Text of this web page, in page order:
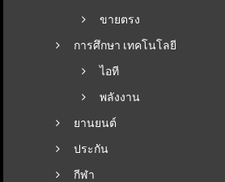
ขายตรง
การศึกษา เทคโนโลยี
ไอที
พลังงาน
ยานยนต์
ประกัน
กีฬา